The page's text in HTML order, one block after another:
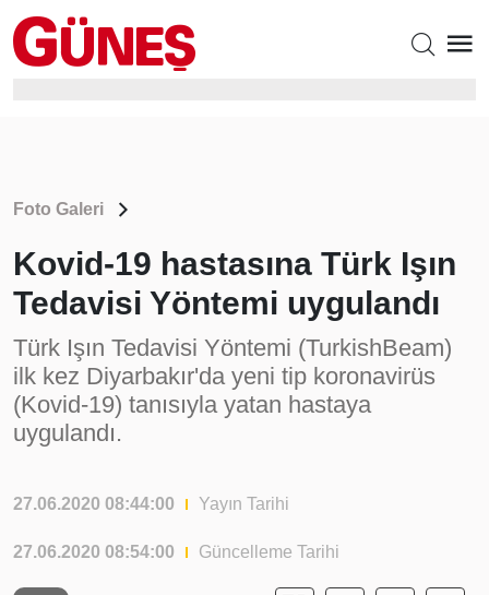
Foto Galeri
Kovid-19 hastasına Türk Işın
Tedavisi Yöntemi uygulandı
Türk Işın Tedavisi Yöntemi (TurkishBeam)
ilk kez Diyarbakır'da yeni tip koronavirüs
(Kovid-19) tanısıyla yatan hastaya
uygulandı.
27.06.2020 08:44:00 Yayın Tarihi
27.06.2020 08:54:00 Güncelleme Tarihi